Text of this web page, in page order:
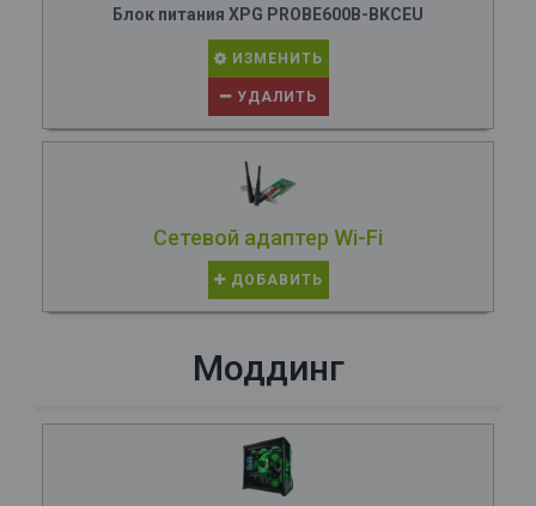
Блок питания XPG PROBE600B-BKCEU
ИЗМЕНИТЬ
УДАЛИТЬ
Сетевой адаптер Wi-Fi
ДОБАВИТЬ
Моддинг